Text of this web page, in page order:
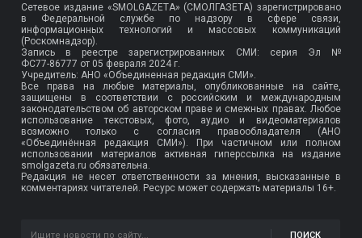
Сетевое издание «SMOLGAZETA» (СМОЛГАЗЕТА) зарегистрировано
в Федеральной службе по надзору в сфере связи,
информационных технологий и массовых коммуникаций
(Роскомнадзор).
Запись в реестре зарегистрированных СМИ: серия Эл №
ФС77-86777 от 05 февраля 2024 г.
Учредитель: АНО «Объединенная редакция СМИ».
Все права на любые материалы, опубликованные на сайте,
защищены в соответствии с российским и международным
законодательством об авторском праве и смежных правах. Любое
использование текстовых, фото, аудио и видеоматериалов
возможно только с согласия правообладателя (АНО
«Объединённая редакция СМИ»). При частичном или полном
использовании материалов активная гиперссылка на издание
smolgazeta.ru обязательна.
Редакция не несет ответственности за мнения, высказанные в
комментариях читателей. Ресурс может содержать материалы 16+.
ПОИСК